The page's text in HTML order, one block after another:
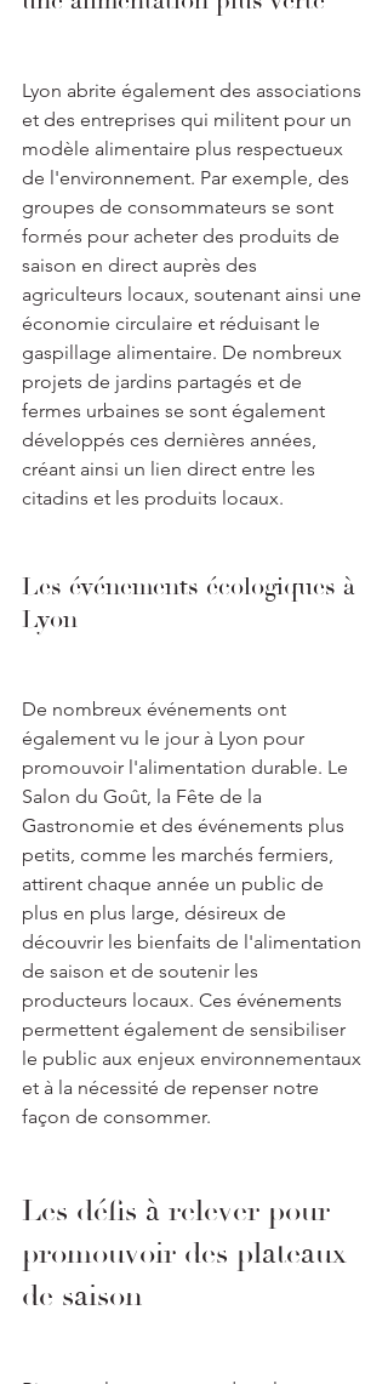
Lyon abrite également des associations
et des entreprises qui militent pour un
modèle alimentaire plus respectueux
de l'environnement. Par exemple, des
groupes de consommateurs se sont
formés pour acheter des produits de
saison en direct auprès des
agriculteurs locaux, soutenant ainsi une
économie circulaire et réduisant le
gaspillage alimentaire. De nombreux
projets de jardins partagés et de
fermes urbaines se sont également
développés ces dernières années,
créant ainsi un lien direct entre les
citadins et les produits locaux.
Les événements écologiques à
Lyon
De nombreux événements ont
également vu le jour à Lyon pour
promouvoir l'alimentation durable. Le
Salon du Goût, la Fête de la
Gastronomie et des événements plus
petits, comme les marchés fermiers,
attirent chaque année un public de
plus en plus large, désireux de
découvrir les bienfaits de l'alimentation
de saison et de soutenir les
producteurs locaux. Ces événements
permettent également de sensibiliser
le public aux enjeux environnementaux
et à la nécessité de repenser notre
façon de consommer.
Les défis à relever pour
promouvoir des plateaux
de saison